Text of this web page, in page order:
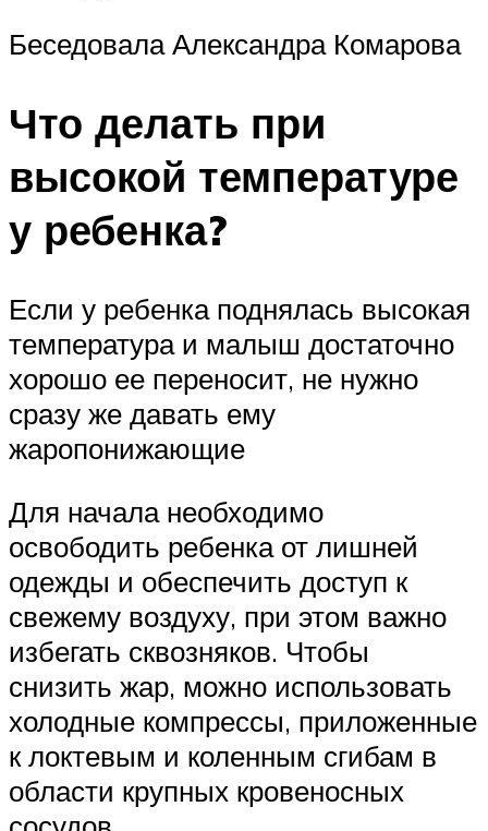
Беседовала Александра Комарова
Что делать при
высокой температуре
у ребенка?
Если у ребенка поднялась высокая
температура и малыш достаточно
хорошо ее переносит, не нужно
сразу же давать ему
жаропонижающие
Для начала необходимо
освободить ребенка от лишней
одежды и обеспечить доступ к
свежему воздуху, при этом важно
избегать сквозняков. Чтобы
снизить жар, можно использовать
холодные компрессы, приложенные
к локтевым и коленным сгибам в
области крупных кровеносных